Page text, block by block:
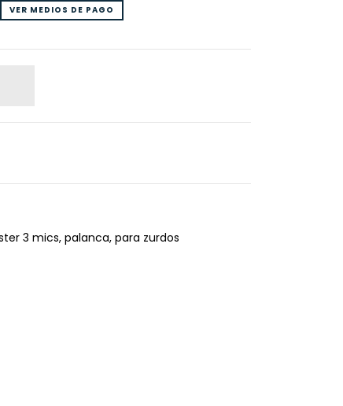
VER MEDIOS DE PAGO
3 mics, palanca, para zurdos